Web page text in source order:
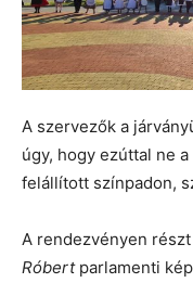
A szervezők a
úgy, hogy ezúttal ne
felállított színpadon,
A rendezvényen
Róbertparlamenti